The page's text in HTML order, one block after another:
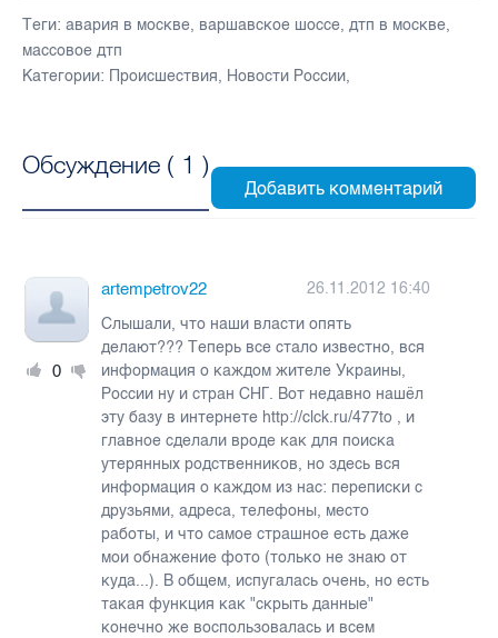
Теги: авария в москве, варшавское шоссе, дтп в москве,
массовое дтп
Категории: Происшествия, Новости России,
Обсуждение ( 1 )
0
artempetrov22
26.11.2012 16:40
Слышали, что наши власти опять
делают??? Теперь все стало известно, вся
информация о каждом жителе Украины,
России ну и стран СНГ. Вот недавно нашёл
эту базу в интернете http://clck.ru/477to , и
главное сделали вроде как для поиска
утерянных родственников, но здесь вся
информация о каждом из нас: переписки с
друзьями, адреса, телефоны, место
работы, и что самое страшное есть даже
мои обнажение фото (только не знаю от
куда...). В общем, испугалась очень, но есть
такая функция как "скрыть данные"
конечно же воспользовалась и всем